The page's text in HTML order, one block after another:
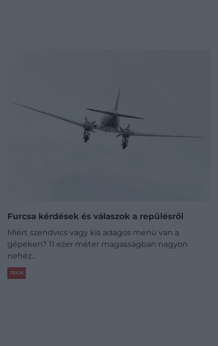
Furcsa kérdések és válaszok a repülésről
Miért szendvics vagy kis adagos menü van a
gépeken? 11 ezer méter magasságban nagyon
nehéz…
TECH